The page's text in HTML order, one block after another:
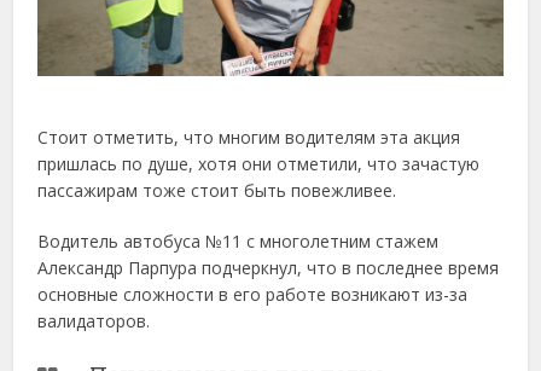
Стоит отметить, что многим водителям эта акция
пришлась по душе, хотя они отметили, что зачастую
пассажирам тоже стоит быть повежливее.
Водитель автобуса №11 с многолетним стажем
Александр Парпура подчеркнул, что в последнее время
основные сложности в его работе возникают из-за
валидаторов.